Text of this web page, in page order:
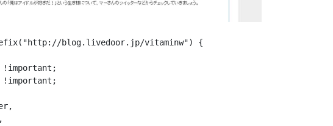
blog.livedoor.jp/vitaminw") {
!important;
!important;